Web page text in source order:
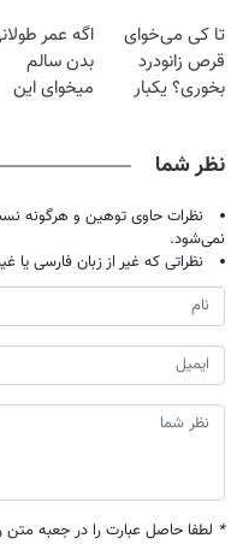
میلیون تومان!!!
تا کی می‌خوای
قرص زانودرد
بخوری؟ یکبار
اگه عمر
بدن سالم
میخوای این
نظر شما
نظرات حاوی توهین و هرگونه
نمی‌شود.
نظراتی که غیر از زبان فارسی یا
* لطفا حاصل عبارت را در جعبه متن